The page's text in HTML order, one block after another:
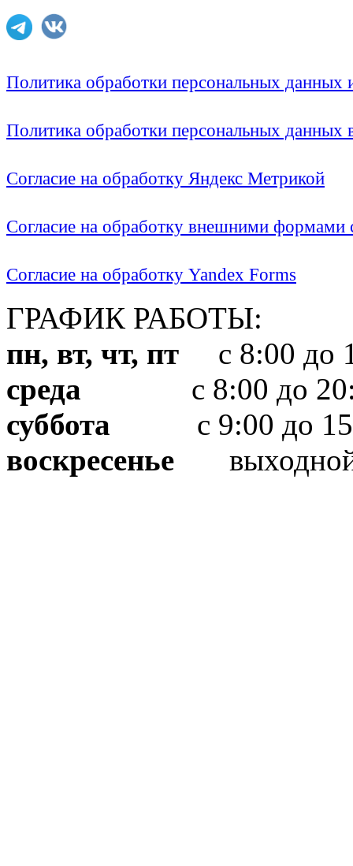
Политика обработки персональных
Политика обработки персональных
Согласие на обработку Яндекс Метрикой
Согласие на обработку внешними формами
Согласие на обработку Yandex Forms
ГРАФИК РАБОТЫ:
пн, вт, чт, пт с 8:00 до
среда с 8:00 до
суббота с 9:00 до
воскресенье